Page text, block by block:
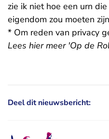
zie ik niet hoe een urn
eigendom zou moeten
* Om reden van privacy
Lees hier meer 'Op de
Deel dit nieuwsbericht: